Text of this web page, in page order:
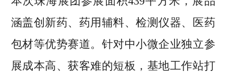
涵盖创新药、药用辅料、检测仪器、医药
包材等优势赛道。针对中小微企业独立参
展成本高、获客难的短板，基地工作站打